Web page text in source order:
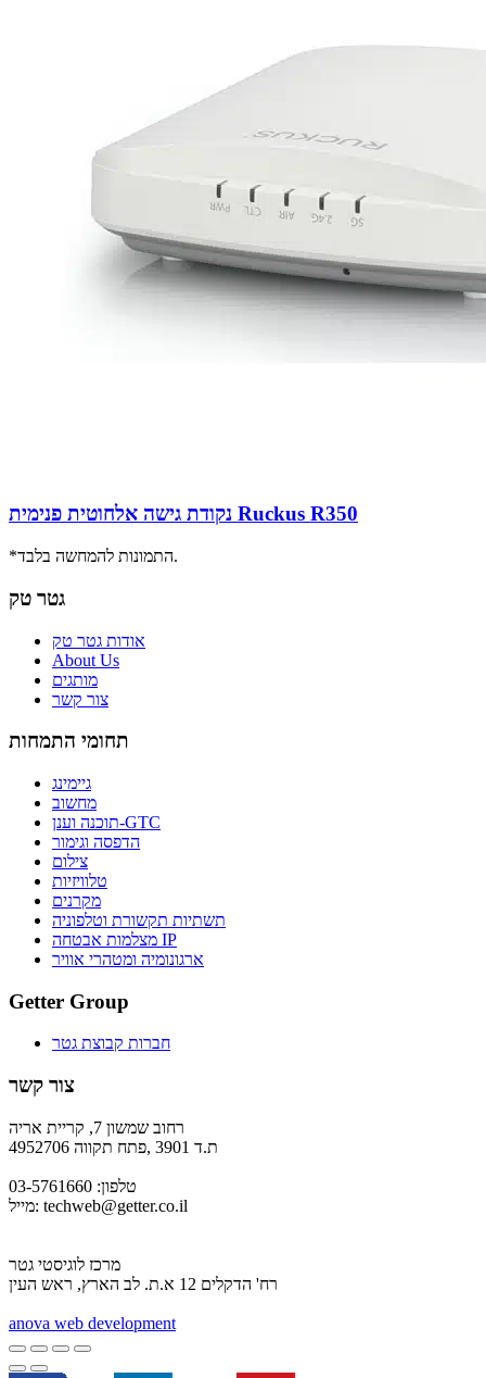
נקודת גישה אלחוטית פנימית Ruckus R350
*התמונות להמחשה בלבד.
גטר טק
אודות גטר טק
About Us
מותגים
צור קשר
תחומי התמחות
גיימינג
מחשוב
תוכנה וענן-GTC
הדפסה וגימור
צילום
טלוויזיות
מקרנים
תשתיות תקשורת וטלפוניה
מצלמות אבטחה IP
ארגונומיה ומטהרי אוויר
Getter Group
חברות קבוצת גטר
צור קשר
רחוב שמשון 7, קריית אריה
ת.ד 3901 ,פתח תקווה 4952706
טלפון: 03-5761660
מייל: techweb@getter.co.il
מרכז לוגיסטי גטר
רח' הדקלים 12 א.ת. לב הארץ, ראש העין
anova web development